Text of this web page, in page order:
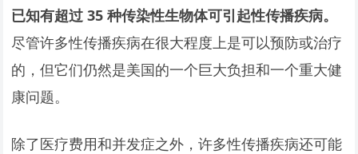
已知有超过 35 种传染性生物体可引起性传播疾病。
尽管许多性传播疾病在很大程度上是可以预防或治疗
的，但它们仍然是美国的一个巨大负担和一个重大健
康问题。
除了医疗费用和并发症之外，许多性传播疾病还可能